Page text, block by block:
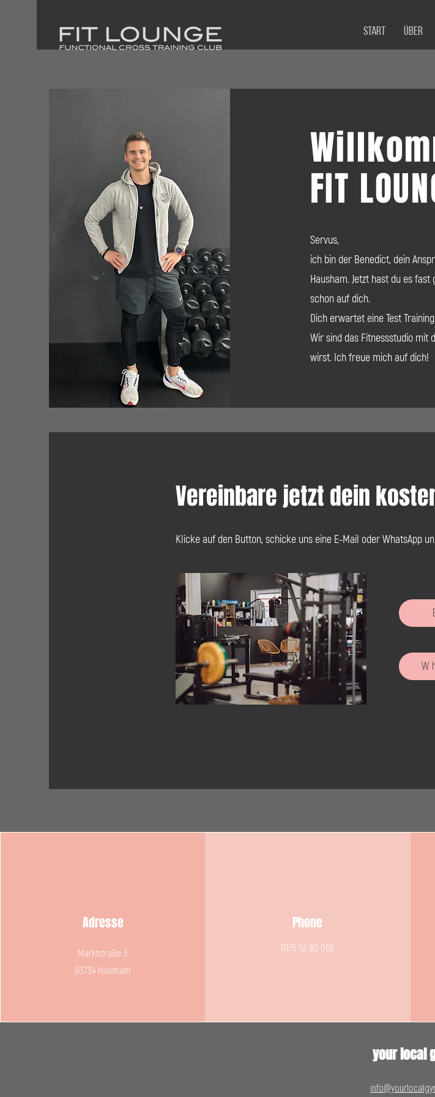
Start Über
FIT
Servus,
ich bin der Benedict, dein
Hausham. Jetzt hast du es
schon auf dich.
Dich erwartet eine Test
Wir sind das Fitnessstudio mit
wirst. Ich freue mich auf dich!
Vereinbare jetzt dein
Klicke auf den Button, schicke uns eine E-Mail oder WhatsApp
Adresse
Marktstraße 3
83734 Hausham
Phone
0175 52 90 056
your local